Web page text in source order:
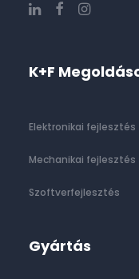
K+F
Elektronikai fejlesztés
Mechanikai fejlesztés
Szoftverfejlesztés
Gyártás